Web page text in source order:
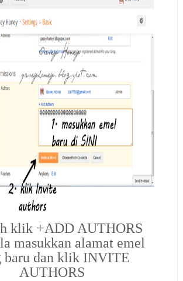
klik +ADD AUTHORS
masukkan alamat emel
baru dan klik INVITE
AUTHORS